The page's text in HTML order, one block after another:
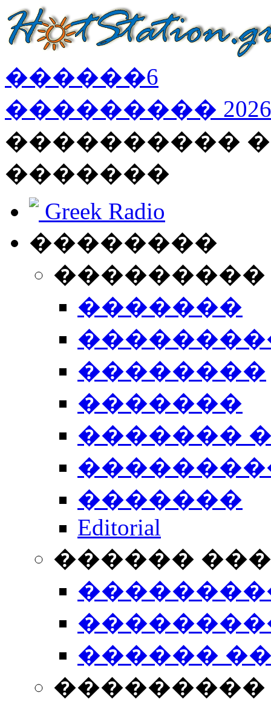
������6
��������� 2026
����������
�������
Greek Radio
��������
�������
��������
�������
�������
�������
Editorial
������
������
���������